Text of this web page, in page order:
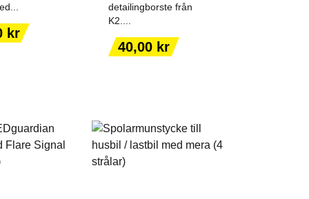
kr
TILL I
detailingborste från
K2....
Pris
40,00 kr
VARUKORGEN